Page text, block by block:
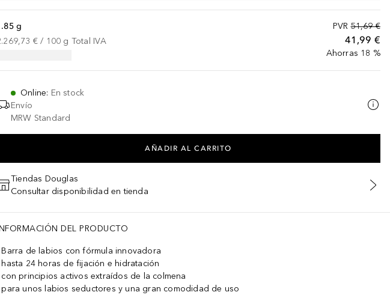
PVR 51,69 €
41,99 €
Ahorras 18 %
g
€ / 100 g Total IVA
Online: En stock
Envío
MRW Standard
AÑADIR AL CARRITO
Tiendas Douglas
Consultar disponibilidad en tienda
DEL PRODUCTO
Barra de labios con fórmula innovadora
hasta 24 horas de fijación e hidratación
con principios activos extraídos de la colmena
para unos labios seductores y una gran comodidad de uso